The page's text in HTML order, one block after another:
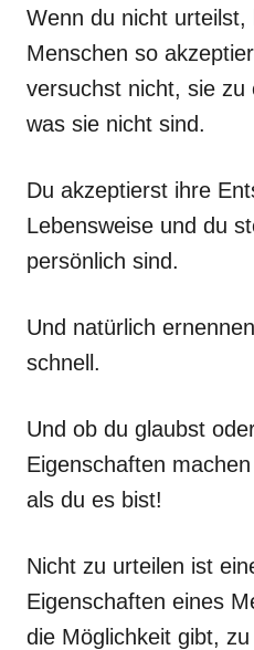
Wenn du nicht urteilst,
Menschen so
versuchst nicht, sie zu
was sie nicht sind.
Du akzeptierst ihre
Lebensweise und du
persönlich sind.
Und natürlich
schnell.
Und ob du glaubst
Eigenschaften
als du es bist!
Nicht zu urteilen ist
Eigenschaften eines
die Möglichkeit gibt,